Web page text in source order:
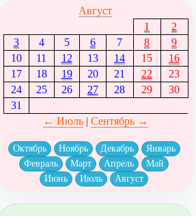
Август
1
2
3
4 5 6 7 8
9
10
11 12 13 14 15
16
17
18 19 20 21 22
23
24
25 26 27 28 29
30
31
← Июль| Сентябрь →
Октябрь Ноябрь Декабрь
Январь
Февраль
Март Апрель
Май
Июнь
Июль Август